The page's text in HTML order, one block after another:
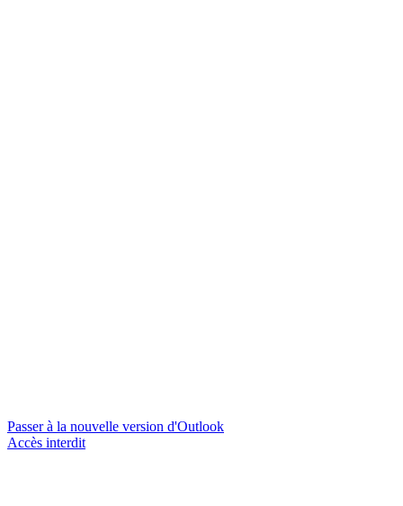
Passer à la nouvelle version d'Outlook
Accès interdit